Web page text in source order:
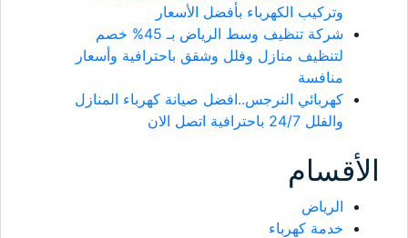
وتركيب الكهرباء بأفضل الأسعار
شركة تنظيف وسط الرياض بـ 45% خصم
لتنظيف منازل وفلل وشقق باحترافية وأسعار
منافسة
كهربائي النرجس..افضل صيانة كهرباء المنازل
والفلل 24/7 باحترافية اتصل الان
الأقسام
الرياض
خدمة كهرباء